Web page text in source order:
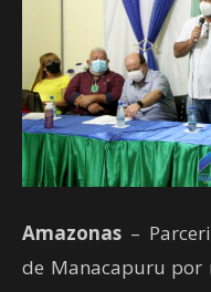
Amazonas –
de Manacapuru por